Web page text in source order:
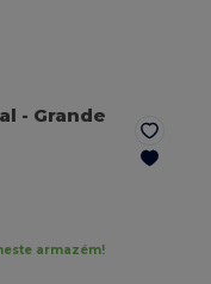
- Grande
armazém!